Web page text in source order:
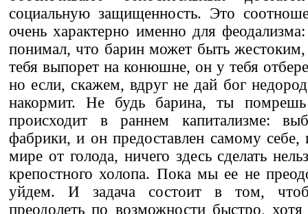
социальную защищенность. Это
очень характерно именно для
понимал, что барин может быть
тебя выпорет на конюшне, он у тебя
но если, скажем, вдруг не дай бог
накормит. Не будь барина, ты
происходит в раннем капитализме:
фабрики, и он предоставлен самому
мире от голода, ничего здесь сделать
крепостного холопа. Пока мы ее не
уйдем. И задача состоит в том,
преодолеть по возможности быстро,